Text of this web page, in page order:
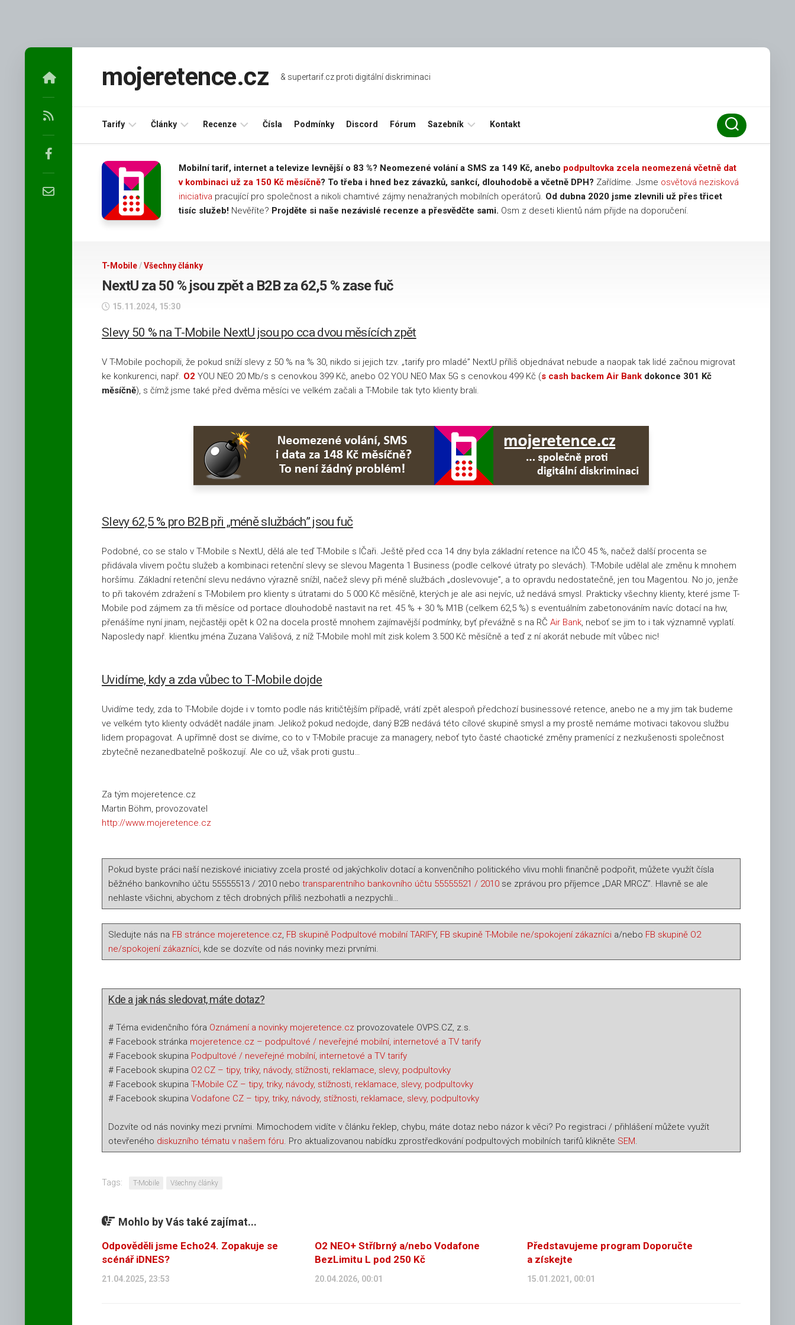
mojeretence.cz & supertarif.cz proti digitální diskriminaci
Tarify
Podpultové
mobilní
retenční
tarify
O2
tarify
T-
mobilní
retenční
Vodafone
Podpultové
Mobile
internetové
a televizní
tarify
Vodafone
Články
Mobilní
Mobile
Mobilní
operátor
vnitrostránkové
na
Facebooku
Recenze
Na
Google
Na
Facebooku
Čísla Podmínky Discord Fórum Sazebník
Úkonů
Aktivací
tarifů
Kontakt
Mobilní tarif, internet a televize levnější o 83 %? Neomezené volání a SMS za 149 Kč, anebo podpultovka zcela neomezená včetně dat
v kombinaci už za 150 Kč měsíčně? To třeba i hned bez závazků, sankcí, dlouhodobě a včetně DPH? Zařídíme. Jsme osvětová nezisková
iniciativa pracující pro společnost a nikoli chamtivé zájmy nenažraných mobilních operátorů. Od dubna 2020 jsme zlevnili už přes třicet
tisíc služeb! Nevěříte? Projděte si naše nezávislé recenze a přesvědčte sami. Osm z deseti klientů nám přijde na doporučení.
T-Mobile/Všechny články
NextU za 50 % jsou zpět a B2B za 62,5 % zase fuč
15.11.2024, 15:30
Slevy 50 % na T-Mobile NextU jsou po cca dvou měsících zpět
V T-Mobile pochopili, že pokud sníží slevy z 50 % na % 30, nikdo si jejich tzv. „tarify pro mladé” NextU příliš objednávat nebude a naopak tak lidé začnou migrovat
ke konkurenci, např. O2 YOU NEO 20 Mb/s s cenovkou 399 Kč, anebo O2 YOU NEO Max 5G s cenovkou 499 Kč (s cash backem Air Bank dokonce 301 Kč
měsíčně), s čímž jsme také před dvěma měsíci ve velkém začali a T-Mobile tak tyto klienty brali.
Slevy 62,5 % pro B2B při „méně službách” jsou fuč
Podobné, co se stalo v T-Mobile s NextU, dělá ale teď T-Mobile s IČaři. Ještě před cca 14 dny byla základní retence na IČO 45 %, načež další procenta se
přidávala vlivem počtu služeb a kombinaci retenční slevy se slevou Magenta 1 Business (podle celkové útraty po slevách). T-Mobile udělal ale změnu k mnohem
horšímu. Základní retenční slevu nedávno výrazně snížil, načež slevy při méně službách „doslevovuje”, a to opravdu nedostatečně, jen tou Magentou. No jo, jenže
to při takovém zdražení s T-Mobilem pro klienty s útratami do 5 000 Kč měsíčně, kterých je ale asi nejvíc, už nedává smysl. Prakticky všechny klienty, které jsme T-
Mobile pod zájmem za tři měsíce od portace dlouhodobě nastavit na ret. 45 % + 30 % M1B (celkem 62,5 %) s eventuálním zabetonováním navíc dotací na hw,
přenášíme nyní jinam, nejčastěji opět k O2 na docela prostě mnohem zajímavější podmínky, byť převážně s na RČ Air Bank, neboť se jim to i tak významně vyplatí.
Naposledy např. klientku jména Zuzana Vališová, z níž T-Mobile mohl mít zisk kolem 3.500 Kč měsíčně a teď z ní akorát nebude mít vůbec nic!
Uvidíme, kdy a zda vůbec to T-Mobile dojde
Uvidíme tedy, zda to T-Mobile dojde i v tomto podle nás kritičtějším případě, vrátí zpět alespoň předchozí businessové retence, anebo ne a my jim tak budeme
ve velkém tyto klienty odvádět nadále jinam. Jelikož pokud nedojde, daný B2B nedává této cílové skupině smysl a my prostě nemáme motivaci takovou službu
lidem propagovat. A upřímně dost se divíme, co to v T-Mobile pracuje za managery, neboť tyto časté chaotické změny pramenící z nezkušenosti společnost
zbytečně nezanedbatelně poškozují. Ale co už, však proti gustu…
Za tým mojeretence.cz
Martin Böhm, provozovatel
http://www.mojeretence.cz
Pokud byste práci naší neziskové iniciativy zcela prosté od jakýchkoliv dotací a konvenčního politického vlivu mohli finančně podpořit, můžete využít čísla
běžného bankovního účtu 55555513 / 2010 nebo transparentního bankovního účtu 55555521 / 2010 se zprávou pro příjemce „DAR MRCZ”. Hlavně se ale
nehlaste všichni, abychom z těch drobných příliš nezbohatli a nezpychli…
Sledujte nás na FB stránce mojeretence.cz, FB skupině Podpultové mobilní TARIFY, FB skupině T-Mobile ne/spokojení zákazníci a/nebo FB skupině O2
ne/spokojení zákazníci, kde se dozvíte od nás novinky mezi prvními.
Kde a jak nás sledovat, máte dotaz?
# Téma evidenčního fóra Oznámení a novinky mojeretence.cz provozovatele OVPS.CZ, z.s.
# Facebook stránka mojeretence.cz – podpultové / neveřejné mobilní, internetové a TV tarify
# Facebook skupina Podpultové / neveřejné mobilní, internetové a TV tarify
# Facebook skupina O2 CZ – tipy, triky, návody, stížnosti, reklamace, slevy, podpultovky
# Facebook skupina T-Mobile CZ – tipy, triky, návody, stížnosti, reklamace, slevy, podpultovky
# Facebook skupina Vodafone CZ – tipy, triky, návody, stížnosti, reklamace, slevy, podpultovky
Dozvíte od nás novinky mezi prvními. Mimochodem vidíte v článku řeklep, chybu, máte dotaz nebo názor k věci? Po registraci / přihlášení můžete využít
otevřeného diskuzního tématu v našem fóru. Pro aktualizovanou nabídku zprostředkování podpultových mobilních tarifů klikněte SEM.
Tags: T-Mobile Všechny články
Mohlo by Vás také zajímat...
Odpověděli jsme Echo24. Zopakuje se
scénář iDNES?
21.04.2025, 23:53
O2 NEO+ Stříbrný a/nebo Vodafone
BezLimitu L pod 250 Kč
20.04.2026, 00:01
Představujeme program Doporučte
a získejte
15.01.2021, 00:01